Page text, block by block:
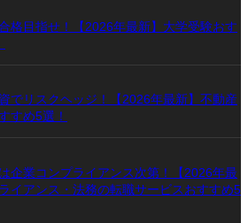
格目指せ！【2026年最新】大学受験おす
でリスクヘッジ！【2026年最新】不動産
すめ5選！
企業コンプライアンス次第！【2026年最
イアンス・法務の転職サービスおすすめ5